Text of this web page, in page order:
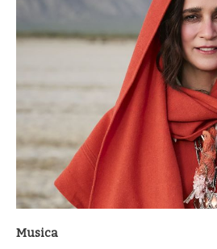
Musica